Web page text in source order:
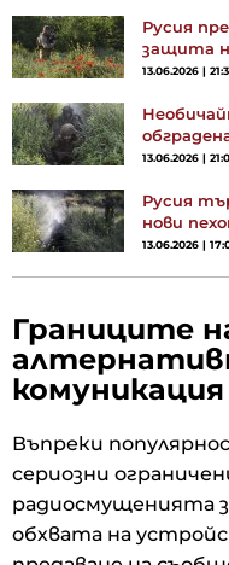
Русия
защита
13.06.2026 |
13.06.2026 |
Русия
нови
13.06.2026 |
Границите
комуникация
Въпреки
сериозни
радиосмущенията
обхвата на